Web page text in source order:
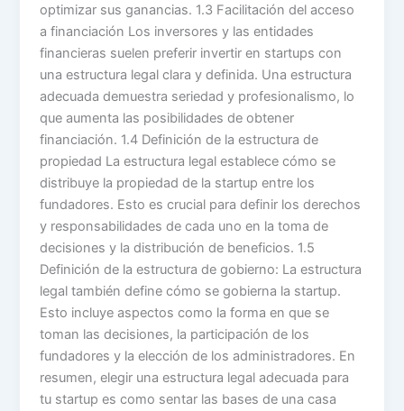
optimizar sus ganancias. 1.3 Facilitación del acceso
a financiación Los inversores y las entidades
financieras suelen preferir invertir en startups con
una estructura legal clara y definida. Una estructura
adecuada demuestra seriedad y profesionalismo, lo
que aumenta las posibilidades de obtener
financiación. 1.4 Definición de la estructura de
propiedad La estructura legal establece cómo se
distribuye la propiedad de la startup entre los
fundadores. Esto es crucial para definir los derechos
y responsabilidades de cada uno en la toma de
decisiones y la distribución de beneficios. 1.5
Definición de la estructura de gobierno: La estructura
legal también define cómo se gobierna la startup.
Esto incluye aspectos como la forma en que se
toman las decisiones, la participación de los
fundadores y la elección de los administradores. En
resumen, elegir una estructura legal adecuada para
tu startup es como sentar las bases de una casa